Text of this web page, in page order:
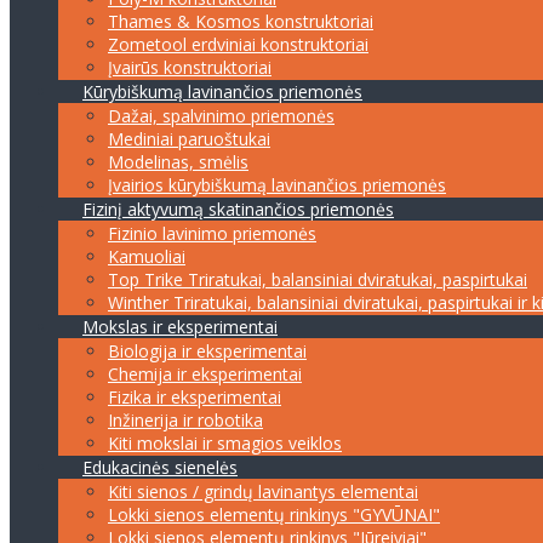
Thames & Kosmos konstruktoriai
Zometool erdviniai konstruktoriai
Įvairūs konstruktoriai
Kūrybiškumą lavinančios priemonės
Dažai, spalvinimo priemonės
Mediniai paruoštukai
Modelinas, smėlis
Įvairios kūrybiškumą lavinančios priemonės
Fizinį aktyvumą skatinančios priemonės
Fizinio lavinimo priemonės
Kamuoliai
Top Trike Triratukai, balansiniai dviratukai, paspirtukai
Winther Triratukai, balansiniai dviratukai, paspirtukai ir
Mokslas ir eksperimentai
Biologija ir eksperimentai
Chemija ir eksperimentai
Fizika ir eksperimentai
Inžinerija ir robotika
Kiti mokslai ir smagios veiklos
Edukacinės sienelės
Kiti sienos / grindų lavinantys elementai
Lokki sienos elementų rinkinys "GYVŪNAI"
Lokki sienos elementų rinkinys "Jūreiviai"